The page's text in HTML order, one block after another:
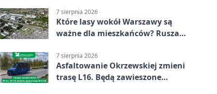
7 sierpnia 2026
Które lasy wokół Warszawy są
ważne dla mieszkańców? Rusza
7 sierpnia 2026
Asfaltowanie Okrzewskiej zmieni
trasę L16. Będą zawieszone